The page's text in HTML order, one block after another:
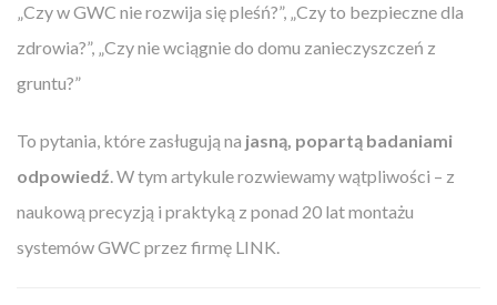
„Czy w GWC nie rozwija się pleśń?”, „Czy to bezpieczne dla
zdrowia?”, „Czy nie wciągnie do domu zanieczyszczeń z
gruntu?”
To pytania, które zasługują na jasną, popartą badaniami
odpowiedź. W tym artykule rozwiewamy wątpliwości – z
naukową precyzją i praktyką z ponad 20 lat montażu
systemów GWC przez firmę LINK.